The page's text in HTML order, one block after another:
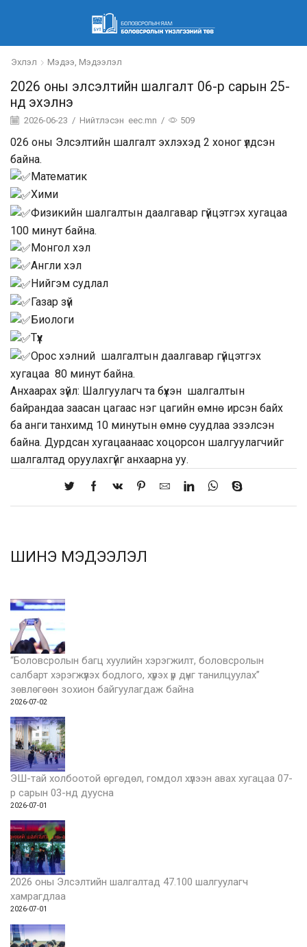
Эхлэл Мэдээ, Мэдээлэл
2026 оны элсэлтийн шалгалт 06-р сарын 25-
нд эхэлнэ
2026-06-23 / Нийтлэсэн eec.mn / 509
026 оны Элсэлтийн шалгалт эхлэхэд 2 хоног үлдсэн
байна.
Математик
Хими
Физикийн шалгалтын даалгавар гүйцэтгэх хугацаа
100 минут байна.
Монгол хэл
Англи хэл
Нийгэм судлал
Газар зүй
Биологи
Түүх
Орос хэлний шалгалтын даалгавар гүйцэтгэх
хугацаа 80 минут байна.
Анхаарах зүйл: Шалгуулагч та бүхэн шалгалтын
байрандаа заасан цагаас нэг цагийн өмнө ирсэн байх
ба анги танхимд 10 минутын өмнө суудлаа эзэлсэн
байна. Дурдсан хугацаанаас хоцорсон шалгуулагчийг
шалгалтад оруулахгүйг анхаарна уу.
ШИНЭ МЭДЭЭЛЭЛ
“Боловсролын багц хуулийн хэрэгжилт, боловсролын
салбарт хэрэгжүүлэх бодлого, хүрэх үр дүнг танилцуулах”
зөвлөгөөн зохион байгуулагдаж байна
2026-07-02
ЭШ-тай холбоотой өргөдөл, гомдол хүлээн авах хугацаа 07-
р сарын 03-нд дуусна
2026-07-01
2026 оны Элсэлтийн шалгалтад 47.100 шалгуулагч
хамрагдлаа
2026-07-01